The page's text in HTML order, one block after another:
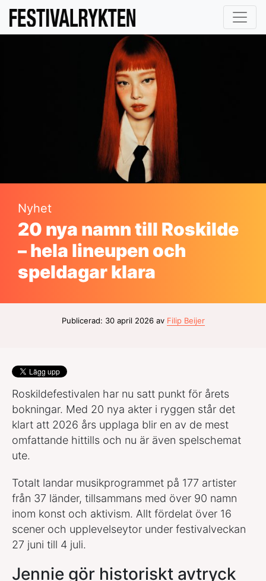
Nyhet
20 nya namn till Roskilde
– hela lineupen och
speldagar klara
Publicerad: 30 april 2026 av Filip Beijer
Roskildefestivalen har nu satt punkt för årets
bokningar. Med 20 nya akter i ryggen står det
klart att 2026 års upplaga blir en av de mest
omfattande hittills och nu är även spelschemat
ute.
Totalt landar musikprogrammet på 177 artister
från 37 länder, tillsammans med över 90 namn
inom konst och aktivism. Allt fördelat över 16
scener och upplevelseytor under festivalveckan
27 juni till 4 juli.
Jennie gör historiskt avtryck